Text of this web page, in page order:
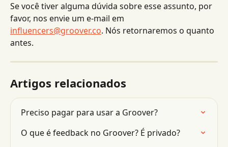
Se você tiver alguma dúvida sobre esse assunto, por
favor, nos envie um e-mail em
influencers@groover.co. Nós retornaremos o quanto
antes.
Artigos relacionados
Preciso pagar para usar a Groover?
O que é feedback no Groover? É privado?